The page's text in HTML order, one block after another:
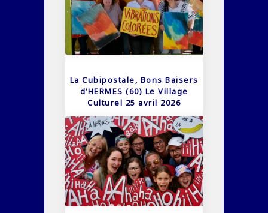
La Cubipostale, Bons Baisers
d’HERMES (60) Le Village
Culturel 25 avril 2026